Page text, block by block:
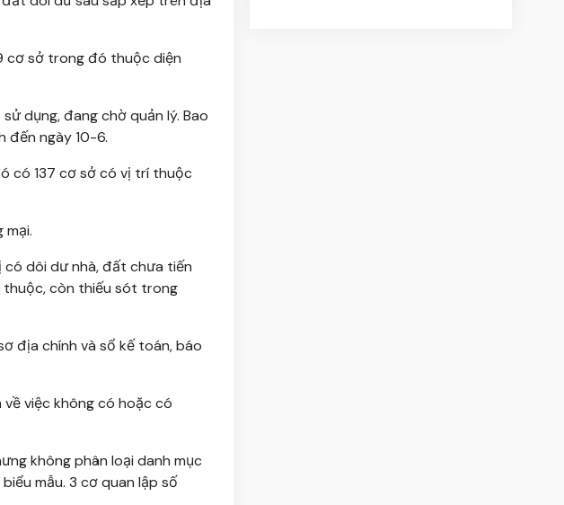
cơ sở trong đó thuộc diện
dụng, đang chờ quản lý. Bao
đến ngày 10-6.
có 137 cơ sở có vị trí thuộc
dôi dư nhà, đất chưa tiến
thuộc, còn thiếu sót trong
địa chính và sổ kế toán, báo
việc không có hoặc có
không phân loại danh mục
mẫu. 3 cơ quan lập số